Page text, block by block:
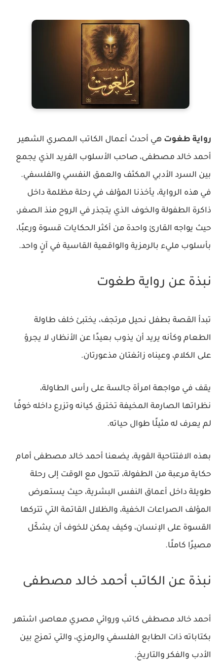
رواية طغوت هي أحدث أعمال الكاتب المصري الشهير
أحمد خالد مصطفى، صاحب الأسلوب الفريد الذي يجمع
بين السرد الأدبي المكثف والعمق النفسي والفلسفي.
في هذه الرواية، يأخذنا المؤلف في رحلة مظلمة داخل
ذاكرة الطفولة والخوف الذي يتجذر في الروح منذ الصغر،
حيث يواجه القارئ واحدة من أكثر الحكايات قسوة ورعبًا،
بأسلوب مليء بالرمزية والواقعية القاسية في آنٍ واحد.
نبذة عن رواية طغوت
تبدأ القصة بطفل نحيل مرتجف، يختبئ خلف طاولة
الطعام وكأنه يريد أن يذوب بعيدًا عن الأنظار، لا يجرؤ
على الكلام، وعيناه زائغتان مذعورتان.
يقف في مواجهة امرأة جالسة على رأس الطاولة،
نظراتها الصارمة المخيفة تخترق كيانه وتزرع داخله خوفًا
لم يعرف له مثيلًا طوال حياته.
بهذه الافتتاحية القوية، يضعنا أحمد خالد مصطفى أمام
حكاية مرعبة من الطفولة، تتحول مع الوقت إلى رحلة
طويلة داخل أعماق النفس البشرية، حيث يستعرض
المؤلف الصراعات الخفية، والظلال القاتمة التي تتركها
القسوة على الإنسان، وكيف يمكن للخوف أن يشكّل
مصيرًا كاملًا.
نبذة عن الكاتب أحمد خالد مصطفى
أحمد خالد مصطفى كاتب وروائي مصري معاصر، اشتهر
بكتاباته ذات الطابع الفلسفي والرمزي، والتي تمزج بين
الأدب والفكر والتاريخ.